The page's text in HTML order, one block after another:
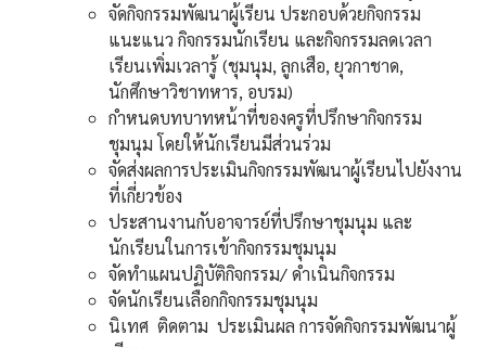
จัดกิจกรรมพัฒนาผู้เรียน ประกอบด้วยกิจกรรม
แนะแนว กิจกรรมนักเรียน และกิจกรรมลดเวลา
เรียนเพิ่มเวลารู้ (ชุมนุม, ลูกเสือ, ยุวกาชาด,
นักศึกษาวิชาทหาร, อบรม)
กำหนดบทบาทหน้าที่ของครูที่ปรึกษากิจกรรม
ชุมนุม โดยให้นักเรียนมีส่วนร่วม
จัดส่งผลการประเมินกิจกรรมพัฒนาผู้เรียนไปยังงาน
ที่เกี่ยวข้อง
ประสานงานกับอาจารย์ที่ปรึกษาชุมนุม และ
นักเรียนในการเข้ากิจกรรมชุมนุม
จัดทำแผนปฏิบัติกิจกรรม/ ดำเนินกิจกรรม
จัดนักเรียนเลือกกิจกรรมชุมนุม
นิเทศ ติดตาม ประเมินผล การจัดกิจกรรมพัฒนาผู้